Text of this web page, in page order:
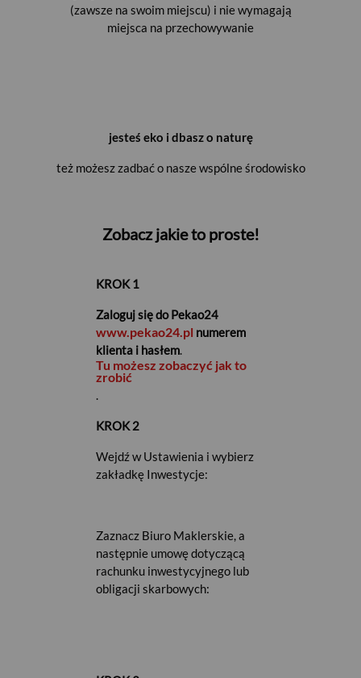
(zawsze na swoim miejscu) i nie wymagają
miejsca na przechowywanie
jesteś eko i dbasz o naturę
też możesz zadbać o nasze wspólne środowisko
Zobacz jakie to proste!
KROK 1
Zaloguj się do Pekao24
www.pekao24.pl numerem
klienta i hasłem.
Tu możesz zobaczyć jak to
zrobić
.
KROK 2
Wejdź w Ustawienia i wybierz
zakładkę Inwestycje:
Zaznacz Biuro Maklerskie, a
następnie umowę dotyczącą
rachunku inwestycyjnego lub
obligacji skarbowych: